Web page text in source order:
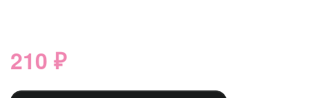
210 ₽